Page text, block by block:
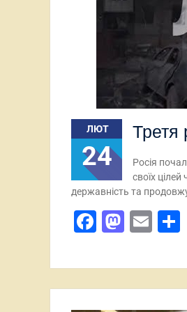
ЛЮТ
24
Третя
Росія
своїх
державність та
Facebook